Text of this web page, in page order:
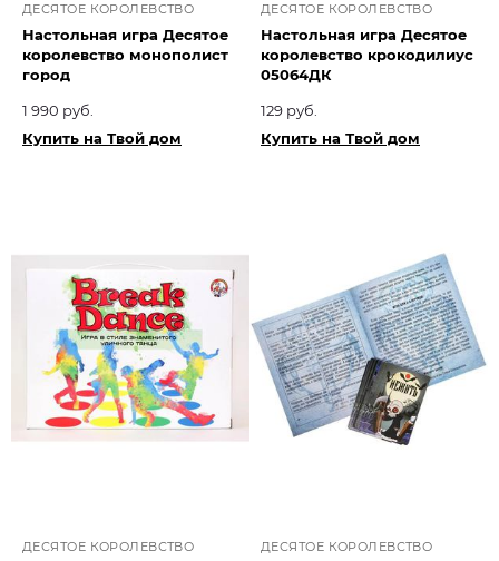
ДЕСЯТОЕ КОРОЛЕВСТВО
Настольная игра Десятое
королевство монополист
город
1 990 руб.
Купить на Твой дом
ДЕСЯТОЕ КОРОЛЕВСТВО
Настольная игра Десятое
королевство крокодилиус
05064ДК
129 руб.
Купить на Твой дом
ДЕСЯТОЕ КОРОЛЕВСТВО ДЕСЯТОЕ КОРОЛЕВСТВО